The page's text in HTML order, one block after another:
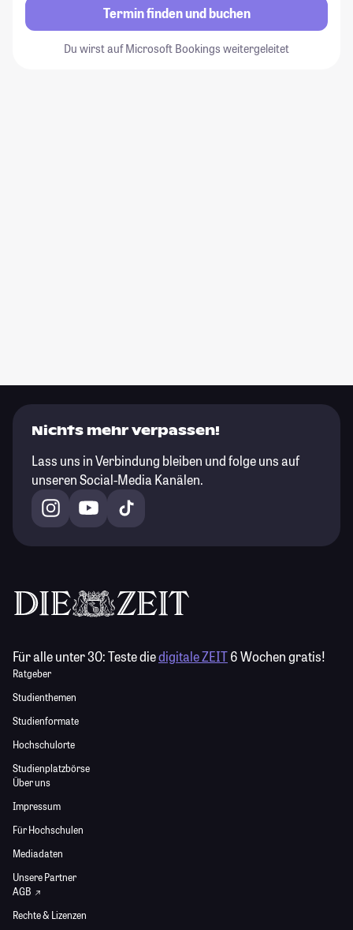
Termin finden und buchen
Du wirst auf Microsoft Bookings weitergeleitet
Nichts mehr verpassen!
Lass uns in Verbindung bleiben und folge uns auf
unseren Social-Media Kanälen.
Für alle unter 30:Teste diedigitale ZEIT6 Wochen gratis!
Ratgeber
Studienthemen
Studienformate
Hochschulorte
Studienplatzbörse
Über uns
Impressum
Für Hochschulen
Mediadaten
Unsere Partner
AGB
Rechte & Lizenzen